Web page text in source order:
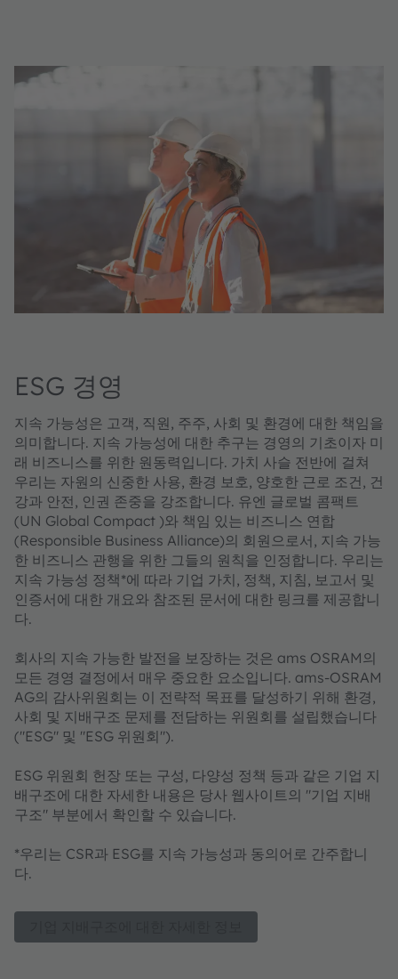
ESG 경영
지속 가능성은 고객, 직원, 주주, 사회 및 환경에 대한 책임을
의미합니다. 지속 가능성에 대한 추구는 경영의 기초이자 미
래 비즈니스를 위한 원동력입니다. 가치 사슬 전반에 걸쳐
우리는 자원의 신중한 사용, 환경 보호, 양호한 근로 조건, 건
강과 안전, 인권 존중을 강조합니다. 유엔 글로벌 콤팩트
(UN Global Compact )와 책임 있는 비즈니스 연합
(Responsible Business Alliance)의 회원으로서, 지속 가능
한 비즈니스 관행을 위한 그들의 원칙을 인정합니다. 우리는
지속 가능성 정책*에 따라 기업 가치, 정책, 지침, 보고서 및
인증서에 대한 개요와 참조된 문서에 대한 링크를 제공합니
다.
회사의 지속 가능한 발전을 보장하는 것은 ams OSRAM의
모든 경영 결정에서 매우 중요한 요소입니다. ams-OSRAM
AG의 감사위원회는 이 전략적 목표를 달성하기 위해 환경,
사회 및 지배구조 문제를 전담하는 위원회를 설립했습니다
("ESG" 및 "ESG 위원회").
ESG 위원회 헌장 또는 구성, 다양성 정책 등과 같은 기업 지
배구조에 대한 자세한 내용은 당사 웹사이트의 "기업 지배
구조" 부분에서 확인할 수 있습니다.
*우리는 CSR과 ESG를 지속 가능성과 동의어로 간주합니
다.